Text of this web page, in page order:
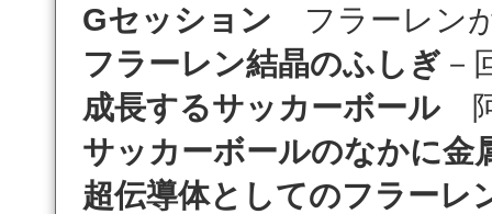
Gセッション フラーレン
フラーレン結晶のふしぎ －
成長するサッカーボール
サッカーボールのなかに金
超伝導体としてのフラーレ